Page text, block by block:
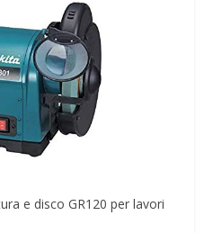
e disco GR120 per lavori